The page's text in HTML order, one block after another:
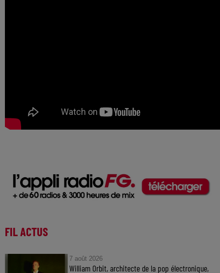
FIL ACTUS
7 août 2026
William Orbit, architecte de la pop électronique,